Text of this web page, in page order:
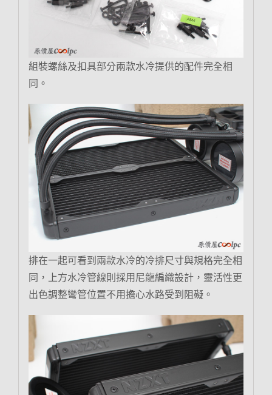
組裝螺絲及扣具部分兩款水冷提供的配件完全相
同。
排在一起可看到兩款水冷的冷排尺寸與規格完全相
同，上方水冷管線則採用尼龍編織設計，靈活性更
出色調整彎管位置不用擔心水路受到阻礙。